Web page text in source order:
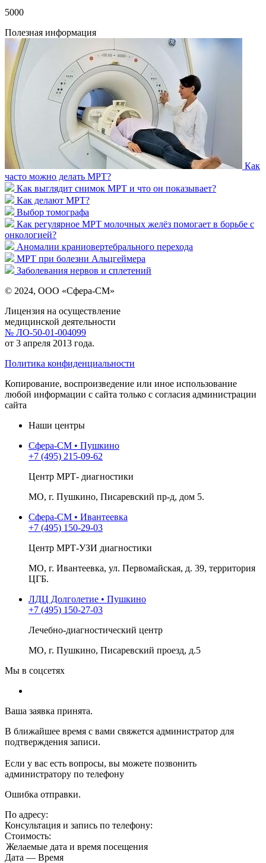
5000
Полезная информация
Как
часто можно делать МРТ?
Как выглядит снимок МРТ и что он показывает?
Как делают МРТ?
Выбор томографа
Как регулярное МРТ молочных желёз помогает в борьбе с
онкологией?
Аномалии краниовертебрального перехода
МРТ при болезни Альцгеймера
Заболевания нервов и сплетений
© 2024, ООО «Сфера-СМ»
Лицензия на осуществление
медицинской деятельности
№ ЛО-50-01-004099
от 3 апреля 2013 года.
Политика конфиденциальности
Копирование, воспроизведение или иное использование
любой информации с сайта только с согласия администрации
сайта
Наши центры
Сфера-СМ • Пушкино
+7 (495) 215-09-62
Центр МРТ- диагностики
МО, г. Пушкино, Писаревский пр-д, дом 5.
Сфера-СМ • Ивантеевка
+7 (495) 150-29-03
Центр МРТ-УЗИ диагностики
МО, г. Ивантеевка, ул. Первомайская, д. 39, территория
ЦГБ.
ЛДЦ Долголетие • Пушкино
+7 (495) 150-27-03
Лечебно-диагностический центр
МО, г. Пушкино, Писаревский проезд, д.5
Мы в соцсетях
Ваша заявка принята.
В ближайшее время с вами свяжется администратор для
подтверждения записи.
Если у вас есть вопросы, вы можете позвонить
администратору по телефону
Ошибка отправки.
По адресу:
Консультация и запись по телефону:
Стоимость:
Желаемые дата и время посещения
Дата — Время